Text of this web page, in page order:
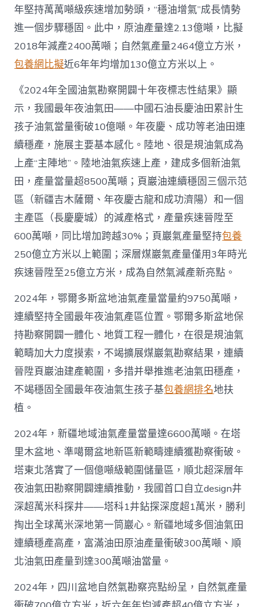
包
養
app
產
量
當
首
超
4
億
噸
_
中
國
網〉
中
年堅持萬萬噸級疾速增加勢頭，“穩油增氣”成長情勢
進一個步驟穩固。此中，原油產量達2.13億噸，比擬
2018年減產2400萬噸；自然氣產量2464億立方米，
包養網比擬近6年年均增加130億立方米以上。
《2024年全國油氣勘察開闢十年夜標志性結果》顯
示，我國最年夜油氣田——中國石油長慶油田累計生
孩子油氣當量衝破10億噸。年夜慶、成功等老油田連
續穩產，施展主要基本感化。陸地、很是規油氣成為
上產“主陣地”。陸地油氣疾速上產，建成多個新油氣
田，產量當量超8500萬噸；頁巖油連續穩固三個示范
區（新疆吉木薩爾、年夜慶古龍和成功濟陽）和一個
主產區（長慶慶城）的減產格式，產量疾速晉陞至
600萬噸，同比增加跨越30%；頁巖氣產量堅持包養
250億立方米以上範圍；深層煤巖氣產量僅用3年時光
疾速晉陞至25億立方米，成為自然氣減產新亮點。
2024年，鄂爾多斯盆地油氣產量當量約9750萬噸，
連續堅持全國最年夜油氣產區位置。鄂爾多斯盆地保
持勘察開闢一體化、地質工程一體化，在很是規油氣
範疇加大力度摸索，不竭擴展煤巖氣勘察結果，連續
晉陞頁巖油建產範圍，多措并舉推進老油氣田穩產，
不竭穩固全國最年夜油氣生孩子基包養網排名地扶
植。
2024年，新疆地域油氣產量當量達6600萬噸。在塔
里木盆地、準噶爾盆地新區新範疇連續獲勘察衝破。
塔東北落實了一個億噸級範圍儲量區，順北超深層年
夜油氣田勘察開闢連續推動，我國首口自立design井
深超萬米科探井——塔科1井鉆探深度超1萬米，勝利
掏出全球萬米深地第一筒巖心。新疆地域多個油氣田
連續穩產高產，富滿油田原油產量衝破300萬噸、順
北油氣田產量到達300萬噸油當量。
2024年，四川盆地自然氣勘察亮點紛呈，自然氣產量